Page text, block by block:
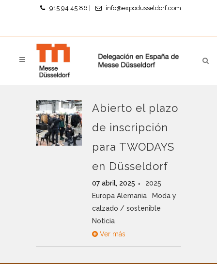
915 94 45 86 info@expodusseldorf.com
Abierto el plazo
de inscripción
para TWODAYS
en Düsseldorf
07 abril, 2025
2025
Europa Alemania
Moda y
calzado / sostenible
Noticia
Ver más